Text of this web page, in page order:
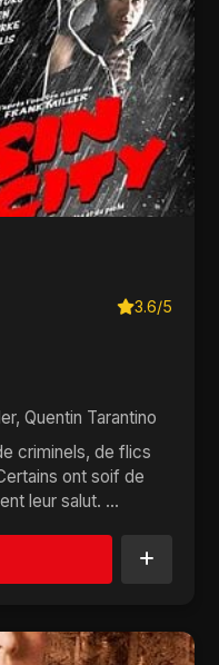
3.6/5
Quentin Tarantino
criminels, de flics
ont soif de
leur salut. ...